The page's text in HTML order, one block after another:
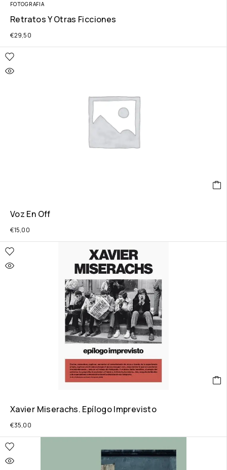
FOTOGRAFIA
Retratos Y Otras Ficciones
€29,50
Voz En Off
€15,00
Xavier Miserachs. Epílogo Imprevisto
€35,00